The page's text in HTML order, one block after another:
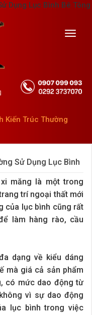
Dụng Lục Bình Bê Tông
Kiến Trúc Thường
Sử Dụng Lục Bình
măng là một trong
trí ngoại thất mới
của lục bình cũng rất
làm hàng rào, cầu
dạng về kiểu dáng
mà giá cả sản phẩm
có mức dao động từ
vì sự dao động
lục bình trong việc